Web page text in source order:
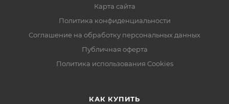
Карта сайта
Политика конфиденциальности
Соглашение на обработку персональных данных
Публичная оферта
Политика использования Cookies
КАК КУПИТЬ